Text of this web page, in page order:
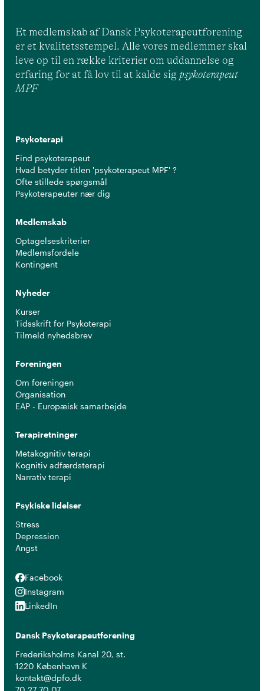
Et medlemskab af Dansk Psykoterapeutforening
er et kvalitetsstempel. Alle vores medlemmer skal
leve op til en række kriterier om uddannelse og
erfaring for at få lov til at kalde sig psykoterapeut
MPF
Psykoterapi
Find psykoterapeut
Hvad betyder titlen 'psykoterapeut MPF' ?
Ofte stillede spørgsmål
Psykoterapeuter nær dig
Medlemskab
Optagelseskriterier
Medlemsfordele
Kontingent
Nyheder
Kurser
Tidsskrift for Psykoterapi
Tilmeld nyhedsbrev
Foreningen
Om foreningen
Organisation
EAP - Europæisk samarbejde
Terapiretninger
Metakognitiv terapi
Kognitiv adfærdsterapi
Narrativ terapi
Psykiske lidelser
Stress
Depression
Angst
Facebook
Facebook
Instagram
Instagram
LinkedIn
LinkedIn
Dansk Psykoterapeutforening
Frederiksholms Kanal 20, st.
1220 København K
kontakt@dpfo.dk